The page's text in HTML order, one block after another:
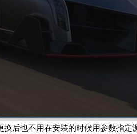
后也不用在安装的时候用参数指定